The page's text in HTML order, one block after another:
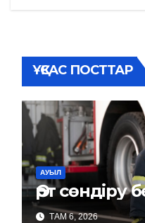
ҰҚСАС ПОСТТАР
АУЫЛ
Өрт сөндіру
ТАМ 6, 2026